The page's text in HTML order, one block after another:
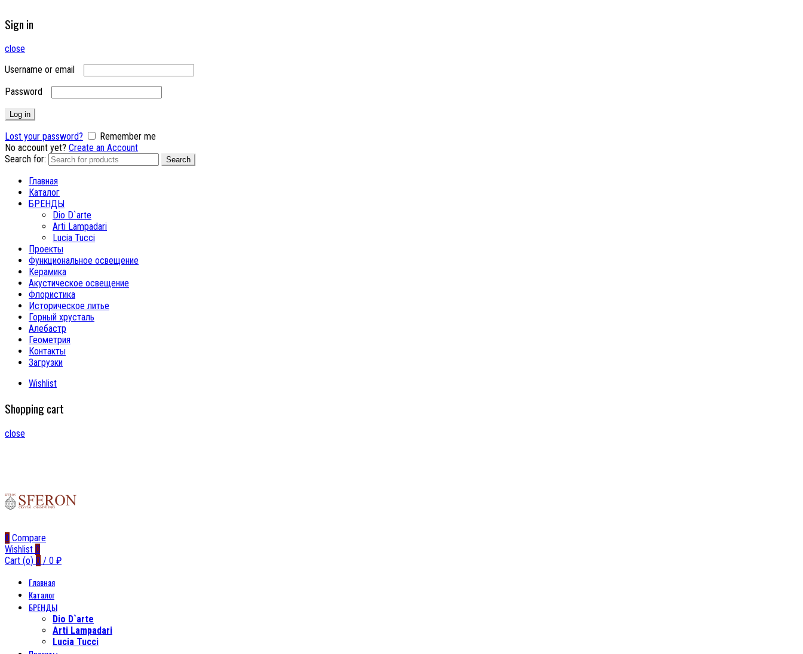
Sign in
close
Username or email
Password
Log in
Lost your password?
Remember me
No account yet? Create an Account
Search for:
Search
Главная
Каталог
БРЕНДЫ
Dio D`arte
Arti Lampadari
Lucia Tucci
Проекты
Функциональное освещение
Керамика
Акустическое освещение
Флористика
Историческое литье
Горный хрусталь
Алебастр
Геометрия
Контакты
Загрузки
Wishlist
Shopping cart
close
0 Compare
Wishlist 0
Cart (o) 0 / 0 ₽
Главная
Каталог
БРЕНДЫ
Dio D`arte
Arti Lampadari
Lucia Tucci